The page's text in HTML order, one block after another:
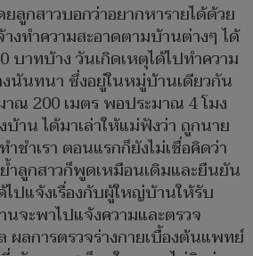
ยลูกสาวบอกว่าอยากหารายได้ด้วย
างทำความสะอาดตามบ้านต่างๆ ได้
บาทบ้าง วันเกิดเหตุได้ไปทำความ
นันทนา ซึ่งอยู่ในหมู่บ้านเดียวกัน
ณ 200 เมตร พอประมาณ 4 โมง
าน ได้มาเล่าให้แม่ฟังว่า ถูกนาย
ชำเรา ตอนแรกก็ยังไม่เชื่อคิดว่า
ำลูกสาวก็พูดเหมือนเดิมและยืนยัน
ไปแจ้งเรื่องกับผู้ใหญ่บ้านให้รับ
จะพาไปแจ้งความและตรวจ
ผลการตรวจร่างกายเบื้องต้นแพทย์